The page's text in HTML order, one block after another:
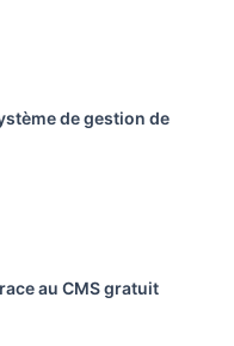
de gestion de
au CMS gratuit